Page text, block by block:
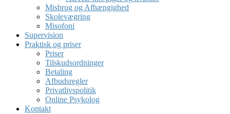
Misbrug og Afhængighed
Skolevægring
Misofoni
Supervision
Praktisk og priser
Priser
Tilskudsordninger
Betaling
Afbudsregler
Privatlivspolitik
Online Psykolog
Kontakt